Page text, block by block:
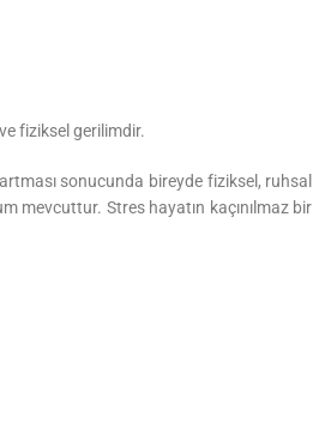
fiziksel gerilimdir.
sonucunda bireyde fiziksel, ruhsal
mevcuttur. Stres hayatın kaçınılmaz bir